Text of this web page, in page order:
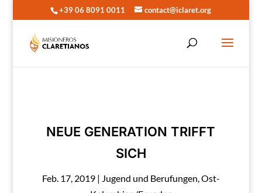
+39 06 8091 0011 contact@iclaret.org
NEUE GENERATION TRIFFT
SICH
Feb. 17, 2019| Jugend und Berufungen,Ost-